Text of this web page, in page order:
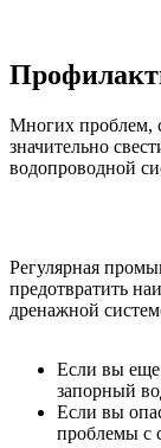
Многих проблем,
значительно
водопроводной
Регулярная
предотвратить
дренажной
Если вы еще
запорный
Если вы
проблемы с